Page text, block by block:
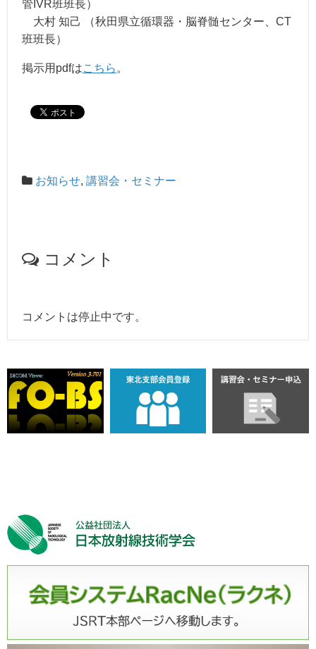
管IVR班班長）
大村 知己 （秋田県立循環器・脳脊髄センター、CT
班班長）
掲示用pdfはこちら 。
お知らせ, 講習会・セミナー
コメント
コメントは停止中です。